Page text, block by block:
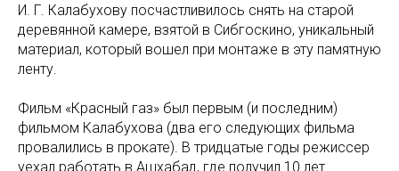
И. Г. Калабухову посчастливилось снять на старой
деревянной камере, взятой в Сибгоскино, уникальный
материал, который вошел при монтаже в эту памятную
ленту.
Фильм «Красный газ» был первым (и последним)
фильмом Калабухова (два его следующих фильма
провалились в прокате). В тридцатые годы режиссер
уехал работать в Ашхабад, где получил 10 лет